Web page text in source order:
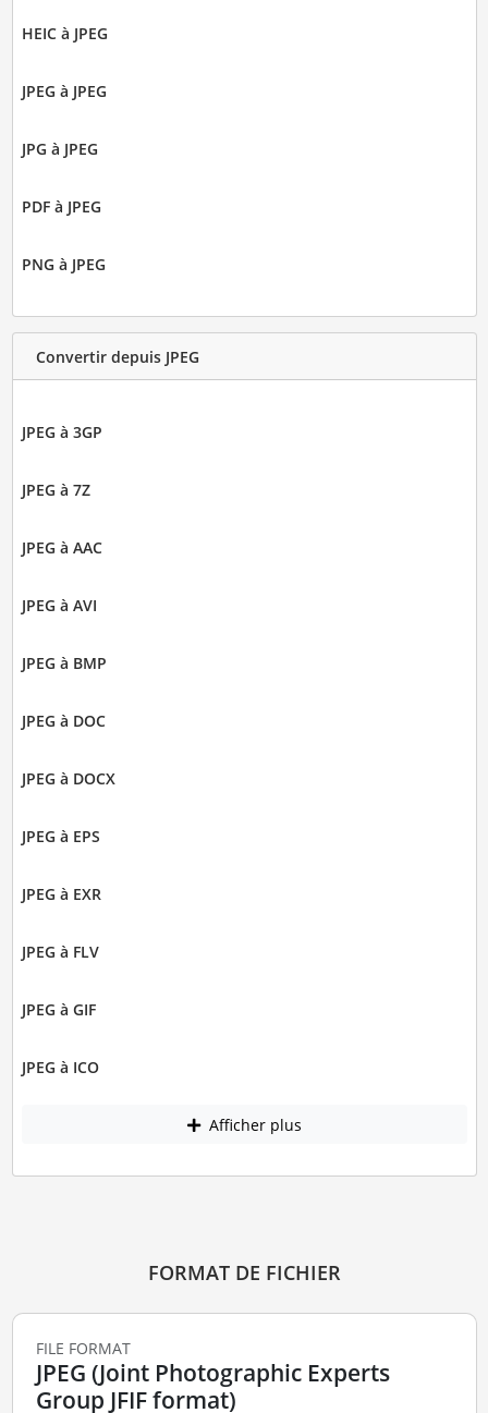
HEIC à JPEG
JPEG à JPEG
JPG à JPEG
PDF à JPEG
PNG à JPEG
Convertir depuis JPEG
JPEG à 3GP
JPEG à 7Z
JPEG à AAC
JPEG à AVI
JPEG à BMP
JPEG à DOC
JPEG à DOCX
JPEG à EPS
JPEG à EXR
JPEG à FLV
JPEG à GIF
JPEG à ICO
Afficher plus
FORMAT DE FICHIER
FILE FORMAT
JPEG (Joint Photographic Experts
Group JFIF format)